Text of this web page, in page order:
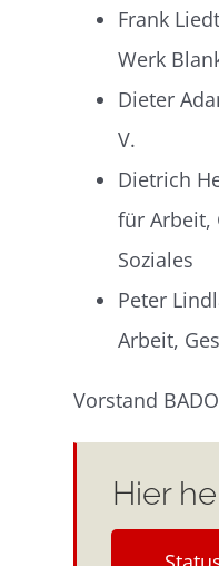
Frank
Werk
Dieter
V.
Dietrich
für Arbeit,
Soziales
Peter
Arbeit,
Vorstand
Hier